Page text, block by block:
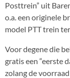
Posttrein” uit
o.a. een originele
model PTT trein
Voor degene die
gratis een “eerste
zolang de